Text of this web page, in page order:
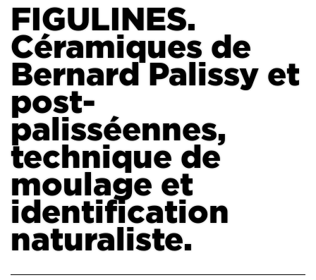
EQUIPEX + ESPADON
MÉCÉNAT
APPELS À PROJETS
FIGULINES.
Céramiques de
Bernard Palissy et
post-
palisséennes,
technique de
moulage et
identification
naturaliste.